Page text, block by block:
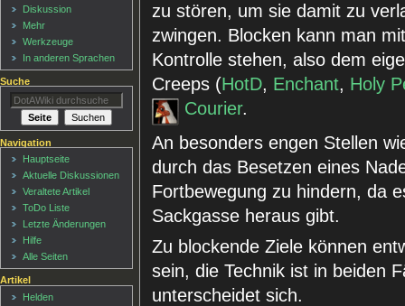
zu stören, um sie damit zu
zwingen. Blocken kann man
Kontrolle stehen, also dem
Creeps (HotD, Enchant, Holy
Courier.
An besonders engen Stellen
durch das Besetzen eines
Fortbewegung zu hindern, da
Sackgasse heraus gibt.
Zu blockende Ziele können
sein, die Technik ist in beiden
unterscheidet sich.
Diskussion
Mehr
Werkzeuge
In anderen Sprachen
Suche
Navigation
Hauptseite
Aktuelle Diskussionen
Veraltete Artikel
ToDo Liste
Letzte Änderungen
Hilfe
Alle Seiten
Artikel
Helden